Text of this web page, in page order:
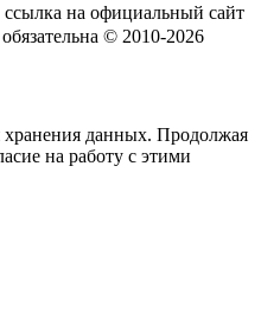
на официальный сайт
© 2010-2026
хранения данных. Продолжая
на работу с этими